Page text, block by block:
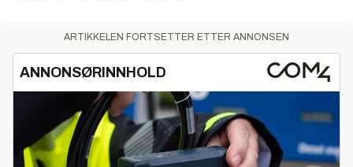
ARTIKKELEN FORTSETTER ETTER ANNONSEN
ANNONSØRINNHOLD